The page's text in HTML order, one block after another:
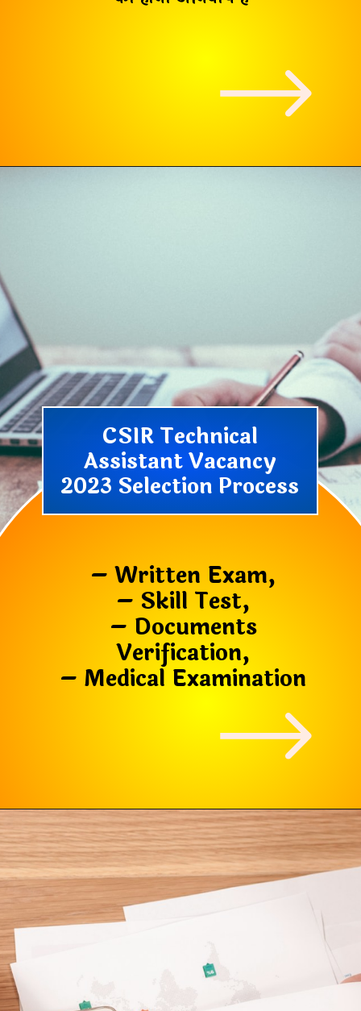
CSIR Technical
Assistant Vacancy
2023 Selection Process
– Written Exam,
– Skill Test,
– Documents
Verification,
– Medical Examination